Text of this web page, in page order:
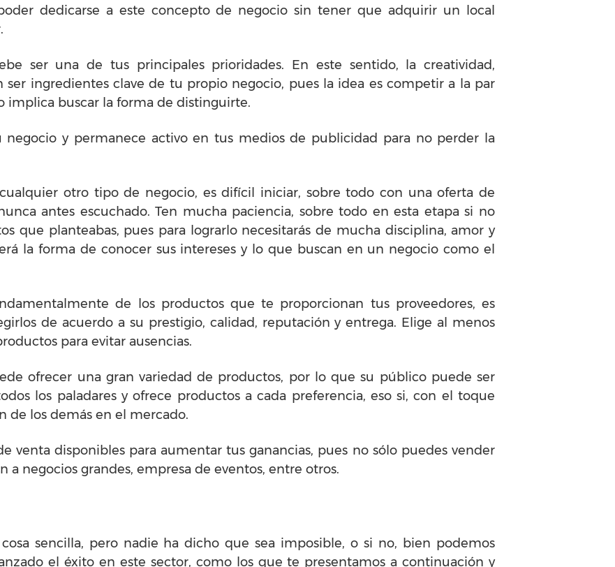
dedicarse a este concepto de negocio sin tener que adquirir un local
ser una de tus principales prioridades. En este sentido, la creatividad,
ser ingredientes clave de tu propio negocio, pues la idea es competir a la par
implica buscar la forma de distinguirte.
y permanece activo en tus medios de publicidad para no perder la
otro tipo de negocio, es difícil iniciar, sobre todo con una oferta de
antes escuchado. Ten mucha paciencia, sobre todo en esta etapa si no
que planteabas, pues para lograrlo necesitarás de mucha disciplina, amor y
la forma de conocer sus intereses y lo que buscan en un negocio como el
de los productos que te proporcionan tus proveedores, es
de acuerdo a su prestigio, calidad, reputación y entrega. Elige al menos
para evitar ausencias.
ofrecer una gran variedad de productos, por lo que su público puede ser
los paladares y ofrece productos a cada preferencia, eso si, con el toque
de los demás en el mercado.
venta disponibles para aumentar tus ganancias, pues no sólo puedes vender
negocios grandes, empresa de eventos, entre otros.
sencilla, pero nadie ha dicho que sea imposible, o si no, bien podemos
el éxito en este sector, como los que te presentamos a continuación y